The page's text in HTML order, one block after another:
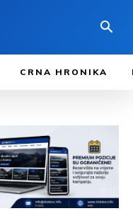
CRNA HRONIKA